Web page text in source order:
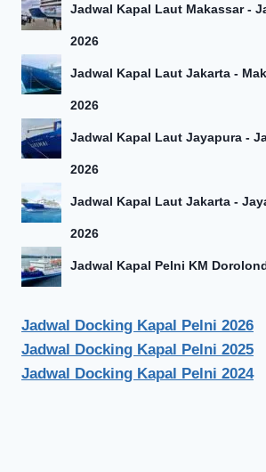
Jadwal Kapal Laut Makassar -
2026
Jadwal Kapal Laut Jakarta -
2026
Jadwal Kapal Laut Jayapura -
2026
Jadwal Kapal Laut Jakarta -
2026
Jadwal Kapal Pelni KM
Jadwal Docking Kapal Pelni 2026
Jadwal Docking Kapal Pelni 2025
Jadwal Docking Kapal Pelni 2024